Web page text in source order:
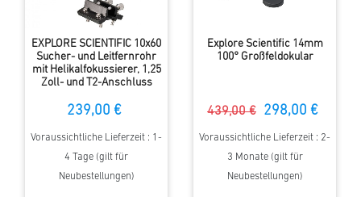
EXPLORE SCIENTIFIC 10x60
Sucher- und Leitfernrohr
mit Helikalfokussierer, 1,25
Zoll- und T2-Anschluss
239,00 €
Voraussichtliche Lieferzeit : 1-
4 Tage (gilt für
Neubestellungen)
Explore Scientific 14mm
100° Großfeldokular
439,00 € 298,00 €
Voraussichtliche Lieferzeit : 2-
3 Monate (gilt für
Neubestellungen)